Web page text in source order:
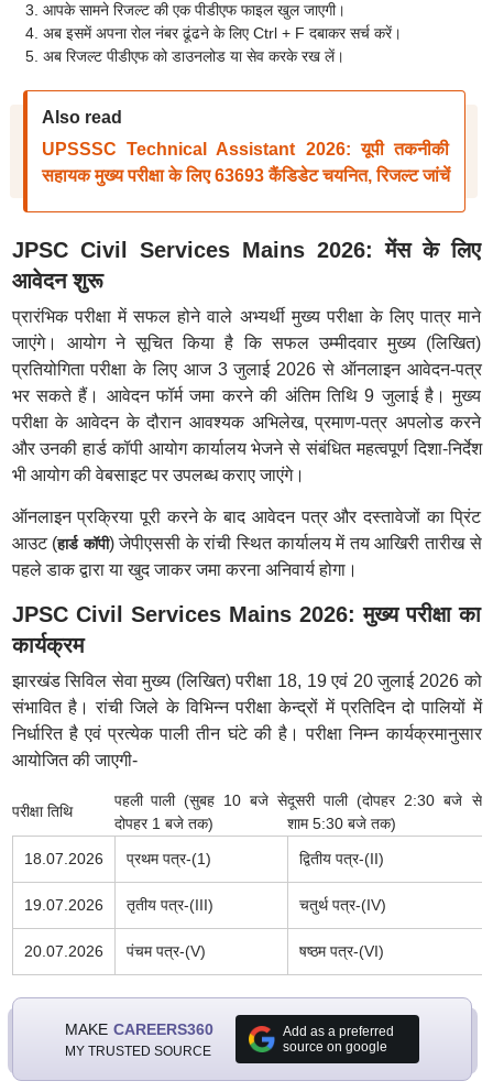
आपके सामने रिजल्ट की एक पीडीएफ फाइल खुल जाएगी।
अब इसमें अपना रोल नंबर ढूंढने के लिए Ctrl + F दबाकर सर्च करें।
अब रिजल्ट पीडीएफ को डाउनलोड या सेव करके रख लें।
Also read
UPSSSC Technical Assistant 2026: यूपी तकनीकी
सहायक मुख्य परीक्षा के लिए 63693 कैंडिडेट चयनित, रिजल्ट जांचें
JPSC Civil Services Mains 2026: मेंस के लिए
आवेदन शुरू
प्रारंभिक परीक्षा में सफल होने वाले अभ्यर्थी मुख्य परीक्षा के लिए पात्र माने
जाएंगे। आयोग ने सूचित किया है कि सफल उम्मीदवार मुख्य (लिखित)
प्रतियोगिता परीक्षा के लिए आज 3 जुलाई 2026 से ऑनलाइन आवेदन-पत्र
भर सकते हैं। आवेदन फॉर्म जमा करने की अंतिम तिथि 9 जुलाई है। मुख्य
परीक्षा के आवेदन के दौरान आवश्यक अभिलेख, प्रमाण-पत्र अपलोड करने
और उनकी हार्ड कॉपी आयोग कार्यालय भेजने से संबंधित महत्वपूर्ण दिशा-निर्देश
भी आयोग की वेबसाइट पर उपलब्ध कराए जाएंगे।
ऑनलाइन प्रक्रिया पूरी करने के बाद आवेदन पत्र और दस्तावेजों का प्रिंट
आउट (हार्ड कॉपी) जेपीएससी के रांची स्थित कार्यालय में तय आखिरी तारीख से
पहले डाक द्वारा या खुद जाकर जमा करना अनिवार्य होगा।
JPSC Civil Services Mains 2026: मुख्य परीक्षा का
कार्यक्रम
झारखंड सिविल सेवा मुख्य (लिखित) परीक्षा 18, 19 एवं 20 जुलाई 2026 को
संभावित है। रांची जिले के विभिन्न परीक्षा केन्द्रों में प्रतिदिन दो पालियों में
निर्धारित है एवं प्रत्येक पाली तीन घंटे की है। परीक्षा निम्न कार्यक्रमानुसार
आयोजित की जाएगी-
परीक्षा तिथि
पहली पाली (सुबह 10 बजे से
दोपहर 1 बजे तक)
दूसरी पाली (दोपहर 2:30 बजे से
शाम 5:30 बजे तक)
18.07.2026
प्रथम पत्र-(1) द्वितीय पत्र-(II)
19.07.2026 तृतीय पत्र-(III) चतुर्थ पत्र-(IV)
20.07.2026 पंचम पत्र-(V) षष्ठम पत्र-(VI)
MAKE CAREERS360
MY TRUSTED SOURCE
Add as a preferred
source on google